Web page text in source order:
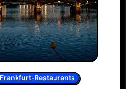
Frankfurt-Restaurants